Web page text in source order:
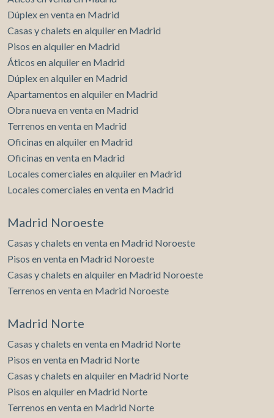
colegios, centros médicos, parques y comercios— y se
encuentra a tan solo 15 minutos de Palma. ¿Te imaginas
viviendo aqui?
Dúplex en venta en Madrid
Casas y chalets en alquiler en Madrid
Pisos en alquiler en Madrid
Áticos en alquiler en Madrid
Dúplex en alquiler en Madrid
Apartamentos en alquiler en Madrid
Obra nueva en venta en Madrid
Terrenos en venta en Madrid
Oficinas en alquiler en Madrid
Oficinas en venta en Madrid
Locales comerciales en alquiler en Madrid
Locales comerciales en venta en Madrid
Madrid Noroeste
Casas y chalets en venta en Madrid Noroeste
Pisos en venta en Madrid Noroeste
Casas y chalets en alquiler en Madrid Noroeste
Terrenos en venta en Madrid Noroeste
Madrid Norte
Casas y chalets en venta en Madrid Norte
Pisos en venta en Madrid Norte
Casas y chalets en alquiler en Madrid Norte
Pisos en alquiler en Madrid Norte
Terrenos en venta en Madrid Norte